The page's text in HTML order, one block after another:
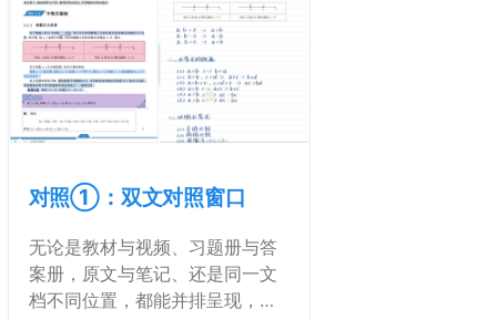
对照①：双文对照窗口
无论是教材与视频、习题册与答
案册，原文与笔记、还是同一文
档不同位置，都能并排呈现，轻